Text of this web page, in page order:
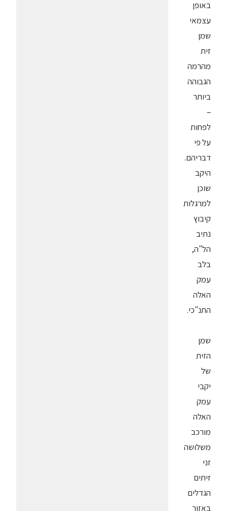
באופן
עצמאי
שמן
זית
מהרמה
הגבוהה
ביותר
–
לפחות
על פי
דבריהם.
היקב
שוכן
למרגלות
קיבוץ
נתיב
הל"ה,
בלב
עמק
האלה
התנ"כי.
שמן
הזית
של
יקבי
עמק
האלה
מורכב
משלושה
זני
זיתים
הגדלים
באזור